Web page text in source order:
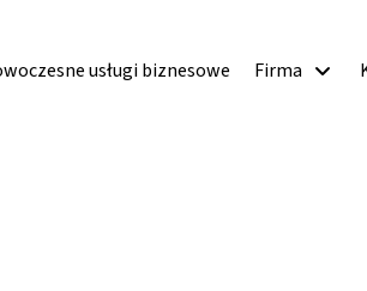
usługi biznesowe Firma